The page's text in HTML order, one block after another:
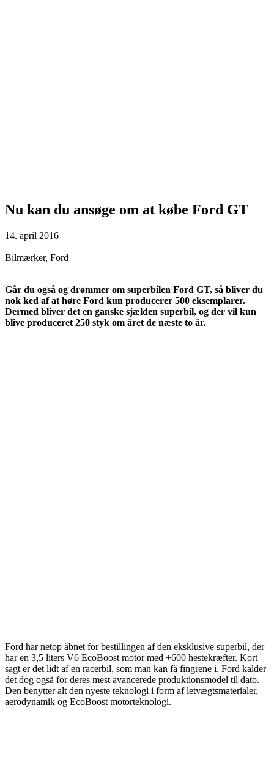
Nu kan du ansøge om at købe Ford GT
14. april 2016
|
Bilmærker, Ford
Går du også og drømmer om superbilen Ford GT, så bliver du
nok ked af at høre Ford kun producerer 500 eksemplarer.
Dermed bliver det en ganske sjælden superbil, og der vil kun
blive produceret 250 styk om året de næste to år.
Ford har netop åbnet for bestillingen af den eksklusive superbil, der
har en 3,5 liters V6 EcoBoost motor med +600 hestekræfter. Kort
sagt er det lidt af en racerbil, som man kan få fingrene i. Ford kalder
det dog også for deres mest avancerede produktionsmodel til dato.
Den benytter alt den nyeste teknologi i form af letvægtsmaterialer,
aerodynamik og EcoBoost motorteknologi.